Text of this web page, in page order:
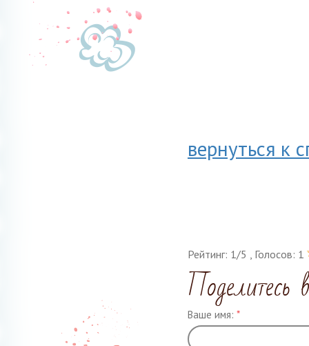
вернуться к
Рейтинг: 1/5 , Голосов: 1
Поделитесь
Ваше имя: *